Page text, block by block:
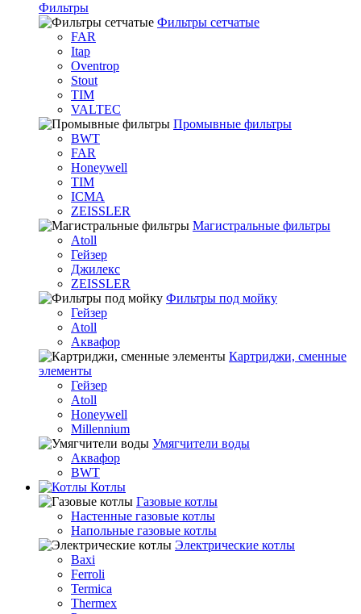
Фильтры
Фильтры сетчатые
FAR
Itap
Oventrop
Stout
TIM
VALTEC
Промывные фильтры
BWT
FAR
Honeywell
TIM
ICMA
ZEISSLER
Магистральные фильтры
Atoll
Гейзер
Джилекс
ZEISSLER
Фильтры под мойку
Гейзер
Atoll
Аквафор
Картриджи, сменные
элементы
Гейзер
Atoll
Honeywell
Millennium
Умягчители воды
Аквафор
BWT
Котлы
Гaзовые котлы
Настенные газовые котлы
Напольные газовые котлы
Электрические котлы
Baxi
Ferroli
Termica
Thermex